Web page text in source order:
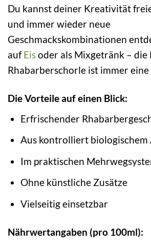
Du kannst deiner Kreativität
und immer wieder neue
Geschmackskombinationen
aufEisoder als Mixgetränk – die
Rhabarberschorle ist immer eine
Die Vorteile auf einen Blick:
Erfrischender
Aus kontrolliert biologischem
Im praktischen
Ohne künstliche Zusätze
Vielseitig einsetzbar
Nährwertangaben (pro 100ml):